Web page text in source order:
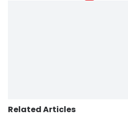
Related Articles